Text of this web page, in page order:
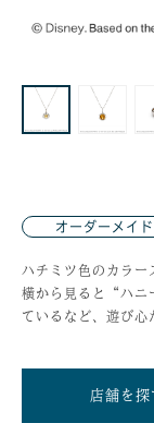
オーダーメイ
ハチミツ色のカラー
横から見ると“ハ
ているなど、遊び心
店舗を探